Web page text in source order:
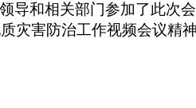
导和相关部门参加了此次
灾害防治工作视频会议精